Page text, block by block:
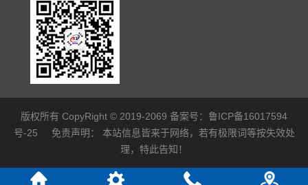
版权所有 CopyRight © 2019-2069 备案号： 鲁ICP备16017594
号-25
免责声明：
本站信息皆来于网络，若有极限词等按失效处
理，特此告知！